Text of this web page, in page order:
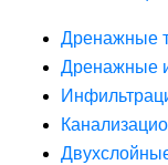
Дренажные
Дренажные